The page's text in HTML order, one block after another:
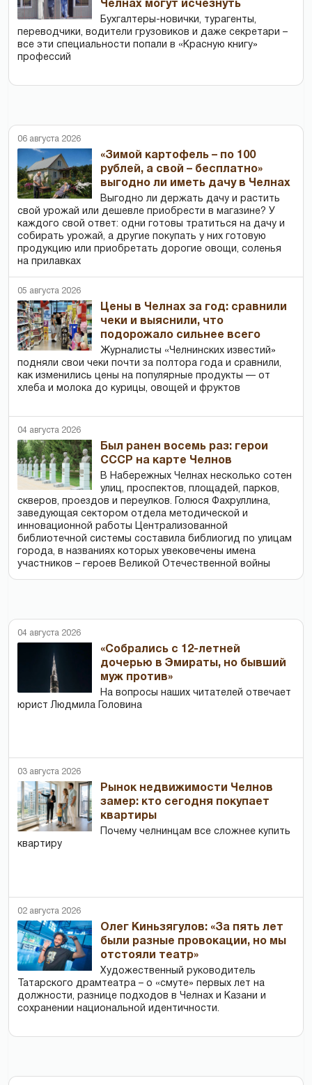
Челнах могут исчезнуть
Бухгалтеры-новички, тур­агенты,
переводчики, водители грузовиков и даже секретари –
все эти специальности попали в «Красную книгу»
профессий
06 августа 2026
«Зимой картофель – по 100
рублей, а свой – бесплатно»
выгодно ли иметь дачу в Челнах
Выгодно ли держать дачу и растить
свой урожай или дешевле приобрести в магазине? У
каждого свой ответ: одни готовы тратиться на дачу и
собирать урожай, а другие покупать у них готовую
продукцию или приобретать дорогие овощи, соленья
на прилавках
05 августа 2026
Цены в Челнах за год: сравнили
чеки и выяснили, что
подорожало сильнее всего
Журналисты «Челнинских известий»
подняли свои чеки почти за полтора года и сравнили,
как изменились цены на популярные продукты — от
хлеба и молока до курицы, овощей и фруктов
04 августа 2026
Был ранен восемь раз: герои
СССР на карте Челнов
В Набережных Челнах несколько сотен
улиц, проспектов, площадей, парков,
скверов, проездов и переулков. Голюся Фахруллина,
заведующая сектором отдела методической и
инновационной работы Централизованной
библиотечной системы составила библиогид по улицам
города, в названиях которых увековечены имена
участников – героев Великой Отечественной войны
04 августа 2026
«Собрались с 12-летней
дочерью в Эмираты, но бывший
муж против»
На вопросы наших читателей отвечает
юрист Людмила Головина
03 августа 2026
Рынок недвижимости Челнов
замер: кто сегодня покупает
квартиры
Почему челнинцам все сложнее купить
квартиру
02 августа 2026
Олег Киньзягулов: «За пять лет
были разные провокации, но мы
отстояли театр»
Художественный руководитель
Татарского драмтеатра – о «смуте» первых лет на
должности, разнице подходов в Челнах и Казани и
сохранении национальной идентичности.